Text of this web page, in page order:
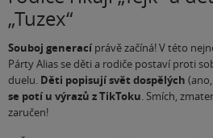
„Tuzex“
Souboj generací právě začíná! V této
Párty Alias se děti a rodiče postaví proti
duelu. Děti popisují svět dospělých
se potí u výrazů z TikToku. Smích,
zaručen!